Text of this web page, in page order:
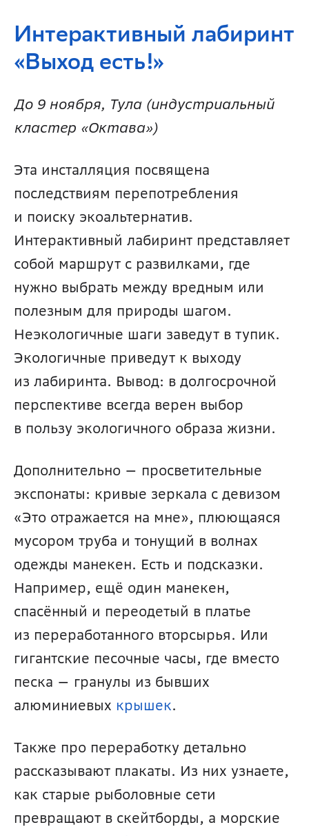
Интерактивный лабиринт
«Выход есть!»
До 9 ноября, Тула (индустриальный
кластер «Октава»)
Эта инсталляция посвящена
последствиям перепотребления
и поиску экоальтернатив.
Интерактивный лабиринт представляет
собой маршрут с развилками, где
нужно выбрать между вредным или
полезным для природы шагом.
Неэкологичные шаги заведут в тупик.
Экологичные приведут к выходу
из лабиринта. Вывод: в долгосрочной
перспективе всегда верен выбор
в пользу экологичного образа жизни.
Дополнительно — просветительные
экспонаты: кривые зеркала с девизом
«Это отражается на мне», плюющаяся
мусором труба и тонущий в волнах
одежды манекен. Есть и подсказки.
Например, ещё один манекен,
спасённый и переодетый в платье
из переработанного вторсырья. Или
гигантские песочные часы, где вместо
песка — гранулы из бывших
алюминиевых крышек.
Также про переработку детально
рассказывают плакаты. Из них узнаете,
как старые рыболовные сети
превращают в скейтборды, а морские